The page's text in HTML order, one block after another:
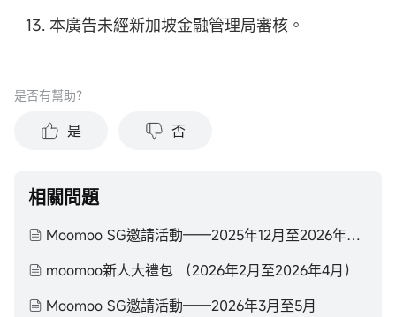
本廣告未經新加坡金融管理局審核。
是否有幫助？
是 否
相關問題
Moomoo SG邀請活動——2025年12月至2026年2月
moomoo新人大禮包 （2026年2月至2026年4月）
Moomoo SG邀請活動——2026年3月至5月